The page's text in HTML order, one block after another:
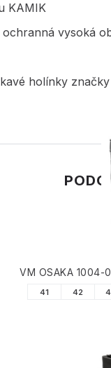
KAMIK
vysoká
holínky značky
VM OSAKA
41 42